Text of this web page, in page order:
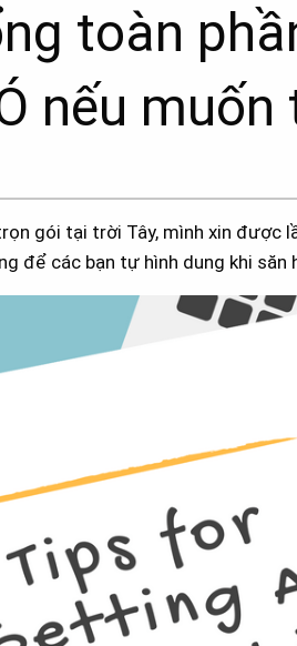
toàn
nếu
gói tại trời Tây, mình xin được
để các bạn tự hình dung khi săn